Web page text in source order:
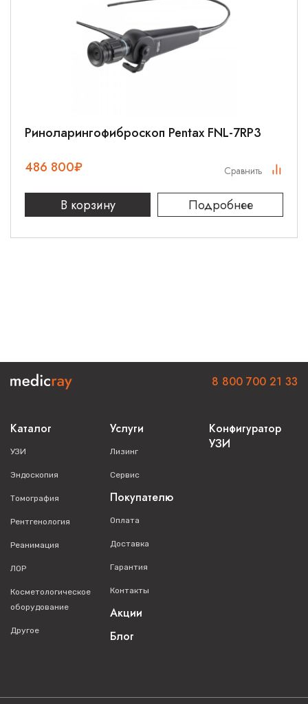
Риноларингофиброскоп Pentax FNL-7RP3
486 800₽
В корзину Подробнее
Сравнить
Каталог
УЗИ
Эндоскопия
Томография
Рентгенология
Реанимация
ЛОР
Косметологическое
оборудование
Другое
Услуги
Лизинг
Сервис
Покупателю
Оплата
Доставка
Гарантия
Контакты
Акции
Блог
Конфигуратор
УЗИ
8 800 700 21 33